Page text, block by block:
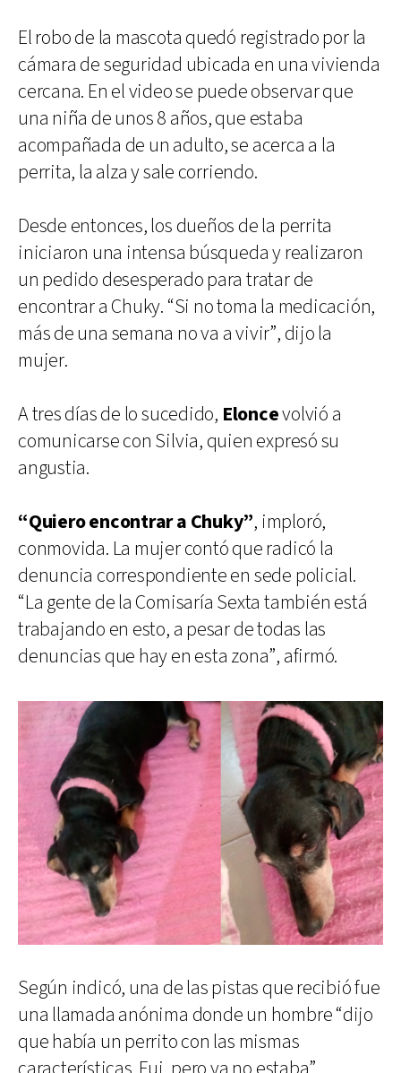
El robo de la mascota quedó registrado por la
cámara de seguridad ubicada en una vivienda
cercana. En el video se puede observar que
una niña de unos 8 años, que estaba
acompañada de un adulto, se acerca a la
perrita, la alza y sale corriendo.
Desde entonces, los dueños de la perrita
iniciaron una intensa búsqueda y realizaron
un pedido desesperado para tratar de
encontrar a Chuky. “Si no toma la medicación,
más de una semana no va a vivir”, dijo la
mujer.
A tres días de lo sucedido, Eloncevolvió a
comunicarse con Silvia, quien expresó su
angustia.
“Quiero encontrar a Chuky”, imploró,
conmovida. La mujer contó que radicó la
denuncia correspondiente en sede policial.
“La gente de la Comisaría Sexta también está
trabajando en esto, a pesar de todas las
denuncias que hay en esta zona”, afirmó.
Según indicó, una de las pistas que recibió fue
una llamada anónima donde un hombre “dijo
que había un perrito con las mismas